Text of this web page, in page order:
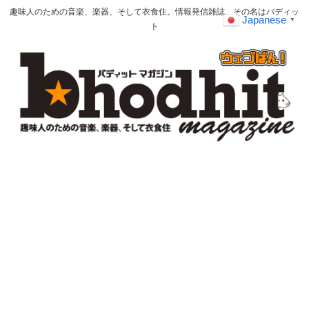
趣味人のための音楽、楽器、そして衣食住。情報発信雑誌、その名はバディッ
ト
Japanese ▼